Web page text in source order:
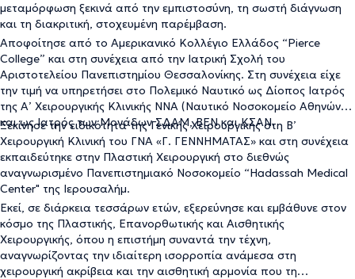
μεταμόρφωση ξεκινά από την εμπιστοσύνη, τη σωστή διάγνωση
και τη διακριτική, στοχευμένη παρέμβαση.
Αποφοίτησε από το Αμερικανικό Κολλέγιο Ελλάδος “Pierce
College” και στη συνέχεια από την Ιατρική Σχολή του
Αριστοτελείου Πανεπιστημίου Θεσσαλονίκης. Στη συνέχεια είχε
την τιμή να υπηρετήσει στο Πολεμικό Ναυτικό ως Δίοπος Ιατρός
της Α’ Χειρουργικής Κλινικής ΝΝΑ (Ναυτικό Νοσοκομείο Αθηνών)
και ως Ιατρός των Μονάδων ΣΔΑΜ, ΒΕΝ και ΚΣΑΝ.
Ξεκίνησε την ειδικότητα της Γενικής Χειρουργικής στη Β’
Χειρουργική Κλινική του ΓΝΑ «Γ. ΓΕΝΝΗΜΑΤΑΣ» και στη συνέχεια
εκπαιδεύτηκε στην Πλαστική Χειρουργική στο διεθνώς
αναγνωρισμένο Πανεπιστημιακό Νοσοκομείο “Hadassah Medical
Center" της Ιερουσαλήμ.
Εκεί, σε διάρκεια τεσσάρων ετών, εξερεύνησε και εμβάθυνε στον
κόσμο της Πλαστικής, Επανορθωτικής και Αισθητικής
Χειρουργικής, όπου η επιστήμη συναντά την τέχνη,
αναγνωρίζοντας την ιδιαίτερη ισορροπία ανάμεσα στη
χειρουργική ακρίβεια και την αισθητική αρμονία που τη